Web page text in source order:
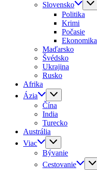
Slovensko
Politika
Krimi
Počasie
Ekonomika
Maďarsko
Švédsko
Ukrajina
Rusko
Afrika
Ázia
Čína
India
Turecko
Austrália
Viac
Bývanie
Cestovanie